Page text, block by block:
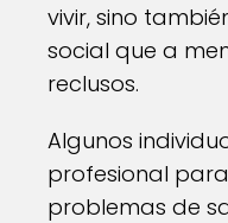
vivir, sino
social que a
reclusos.
Algunos
profesional
problemas de